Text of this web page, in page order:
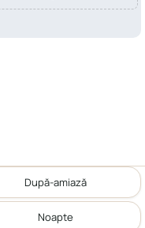
După-amiază
Noapte